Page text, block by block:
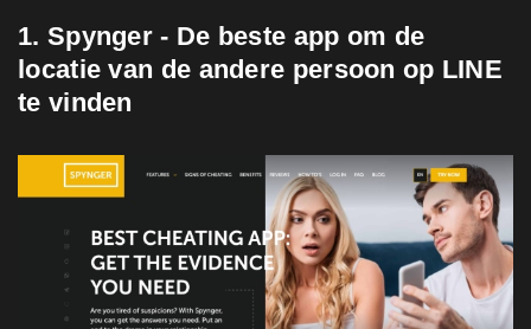
1. Spynger - De beste app om de
locatie van de andere persoon op LINE
te vinden